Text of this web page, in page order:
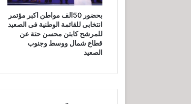
بحضور 50الف مواطن اكبر مؤتمر
انتخابى للقائمة الوطنية فى الصعيد
للمرشح كابتن محسن حتة عن
قطاع شمال ووسط وجنوب
الصعيد